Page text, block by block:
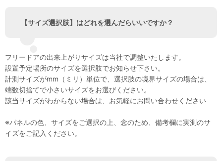
【サイズ選択肢】はどれを選んだらいいですか？
フリードアの出来上がりサイズは当社で調整いたします。
設置予定場所のサイズを選択肢でお知らせ下さい。
計測サイズがmm（ミリ）単位で、選択肢の境界サイズの場合は、
端数切捨てで小さいサイズをお選びください。
該当サイズがわからない場合は、お気軽にお問い合わせください
※パネルの色、サイズをご選択の上、念のため、備考欄に実測のサ
イズをご記入ください。